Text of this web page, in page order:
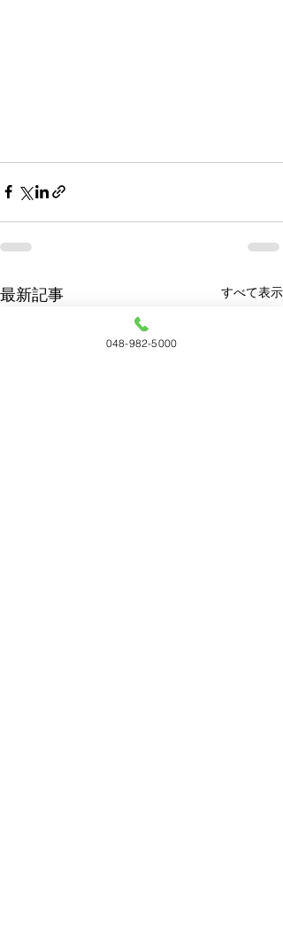
最新記事 すべて表示
048-982-5000